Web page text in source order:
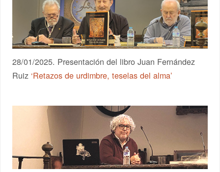
28/01/2025. Presentación del libro Juan Fernández
Ruiz ‘Retazos de urdimbre, teselas del alma’